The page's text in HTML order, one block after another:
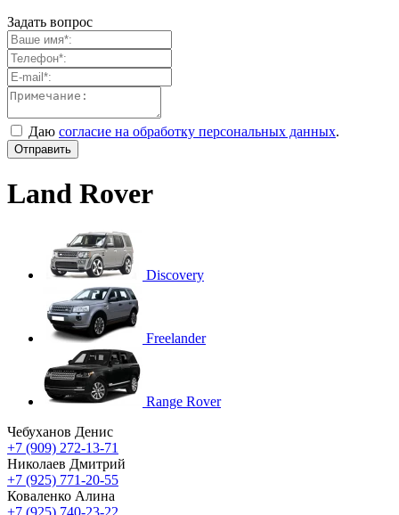
Задать вопрос
Даю согласие на обработку персональных данных.
Отправить
Land Rover
Discovery
Freelander
Range Rover
Чебуханов Денис
+7 (909) 272-13-71
Николаев Дмитрий
+7 (925) 771-20-55
Коваленко Алина
+7 (925) 740-23-22